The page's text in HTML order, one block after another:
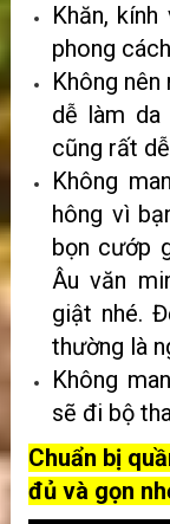
Khăn,
phong
Không
dễ làm da
cũng rất
Không
hông vì
bọn cướp
Âu văn
giật nhé.
thường là
Không
sẽ đi bộ
Chuẩn bị
đủ và gọn